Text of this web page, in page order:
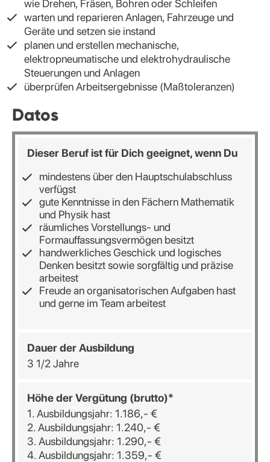
wie Drehen, Fräsen, Bohren oder Schleifen
warten und reparieren Anlagen, Fahrzeuge und
Geräte und setzen sie instand
planen und erstellen mechanische,
elektropneumatische und elektrohydraulische
Steuerungen und Anlagen
überprüfen Arbeitsergebnisse (Maßtoleranzen)
Datos
Dieser Beruf ist für Dich geeignet, wenn Du
mindestens über den Hauptschulabschluss
verfügst
gute Kenntnisse in den Fächern Mathematik
und Physik hast
räumliches Vorstellungs- und
Formauffassungsvermögen besitzt
handwerkliches Geschick und logisches
Denken besitzt sowie sorgfältig und präzise
arbeitest
Freude an organisatorischen Aufgaben hast
und gerne im Team arbeitest
Dauer der Ausbildung
3 1/2 Jahre
Höhe der Vergütung (brutto)*
1. Ausbildungsjahr: 1.186,- €
2. Ausbildungsjahr: 1.240,- €
3. Ausbildungsjahr: 1.290,- €
4. Ausbildungsjahr: 1.359,- €